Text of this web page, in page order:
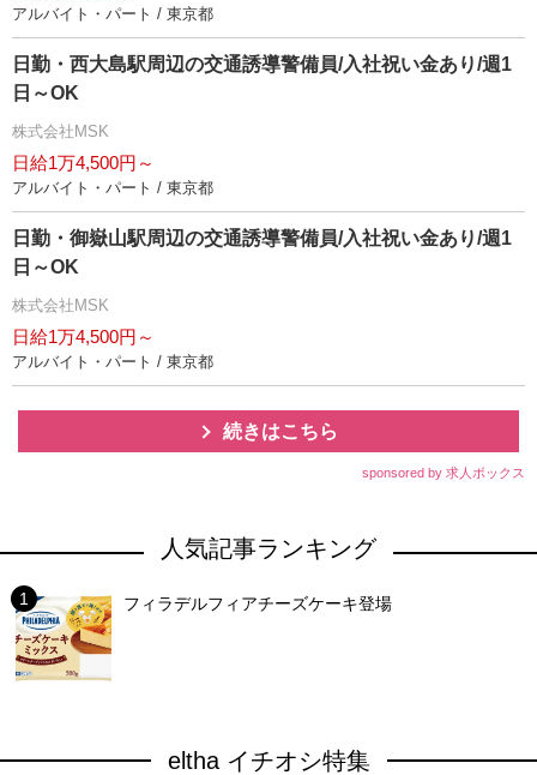
アルバイト・パート / 東京都
日勤・西大島駅周辺の交通誘導警備員/入社祝い金あり/週1
日～OK
株式会社MSK
日給1万4,500円～
アルバイト・パート / 東京都
日勤・御嶽山駅周辺の交通誘導警備員/入社祝い金あり/週1
日～OK
株式会社MSK
日給1万4,500円～
アルバイト・パート / 東京都
続きはこちら
sponsored by 求人ボックス
人気記事ランキング
フィラデルフィアチーズケーキ登場
eltha イチオシ特集